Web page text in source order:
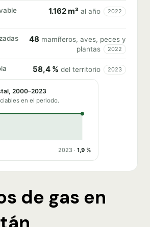
1.162 m³ al año 2022
48 mamíferos, aves, peces y
plantas
2022
58,4 % del territorio 2023
2000–2023
en el periodo.
2023 · 1,9 %
de gas en